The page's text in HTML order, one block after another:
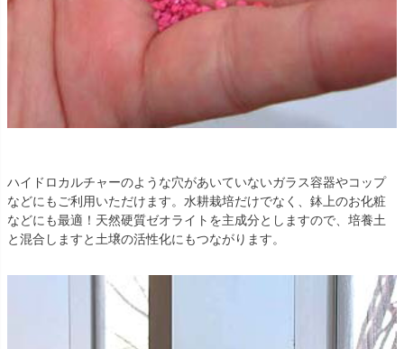
ハイドロカルチャーのような穴があいていないガラス容器やコップ
などにもご利用いただけます。水耕栽培だけでなく、鉢上のお化粧
などにも最適！天然硬質ゼオライトを主成分としますので、培養土
と混合しますと土壌の活性化にもつながります。